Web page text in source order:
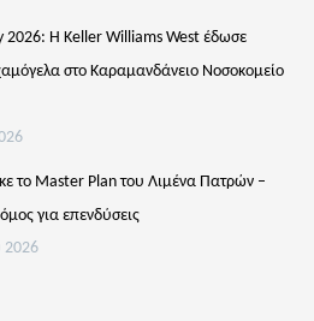
2026: Η Keller Williams West έδωσε
στο Καραμανδάνειο Νοσοκομείο
το Master Plan του Λιμένα Πατρών –
για επενδύσεις
2026